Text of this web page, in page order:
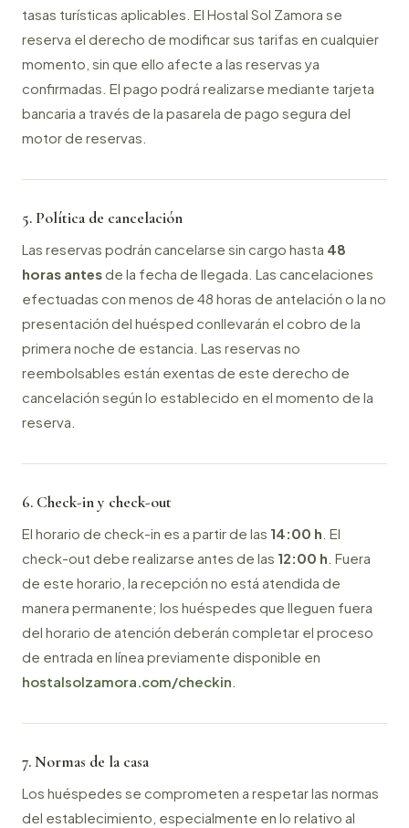
tasas turísticas aplicables. El Hostal Sol Zamora se
reserva el derecho de modificar sus tarifas en cualquier
momento, sin que ello afecte a las reservas ya
confirmadas. El pago podrá realizarse mediante tarjeta
bancaria a través de la pasarela de pago segura del
motor de reservas.
5. Política de cancelación
Las reservas podrán cancelarse sin cargo hasta 48
horas antesde la fecha de llegada. Las cancelaciones
efectuadas con menos de 48 horas de antelación o la no
presentación del huésped conllevarán el cobro de la
primera noche de estancia. Las reservas no
reembolsables están exentas de este derecho de
cancelación según lo establecido en el momento de la
reserva.
6. Check-in y check-out
El horario de check-in es a partir de las 14:00 h . El
check-out debe realizarse antes de las 12:00 h . Fuera
de este horario, la recepción no está atendida de
manera permanente; los huéspedes que lleguen fuera
del horario de atención deberán completar el proceso
de entrada en línea previamente disponible en
hostalsolzamora.com/checkin
7. Normas de la casa
Los huéspedes se comprometen a respetar las normas
del establecimiento, especialmente en lo relativo al